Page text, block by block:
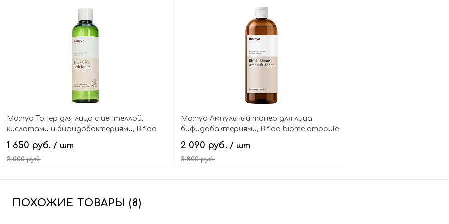
В корзину В корзину
Ma:nyo Тонер для лица с центеллой,
кислотами и бифидобактериями, Bifida
cica herb toner
1 650 руб. / шт
3 000 руб.
Ma:nyo Ампульный тонер для лица
бифидобактериями, Bifida biome ampoule
toner
2 090 руб. / шт
3 800 руб.
ПОХОЖИЕ ТОВАРЫ (8)